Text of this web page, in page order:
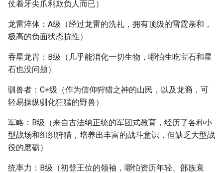
仗着牙尖爪利欺负人而已）
龙雷淬体：A级（经过龙雷的洗礼，拥有顶级的雷霆亲和，
极高的负面状态抗性）
吞星龙胃：B级（几乎能消化一切生物，哪怕生吃宝石和星
石也没问题）
驯兽者：C+级（作为信仰狩猎之神的山民，以及龙裔，可
轻易操纵驯化狂猛的野兽）
军略：B级（来自古法纳正统的军团式教育，经历了各种小
型战场和组织狩猎，培养出丰富的战斗意识，但缺乏大型战
役的磨砺）
统率力：B级（初登王位的领袖，哪怕资历年轻、部族衰